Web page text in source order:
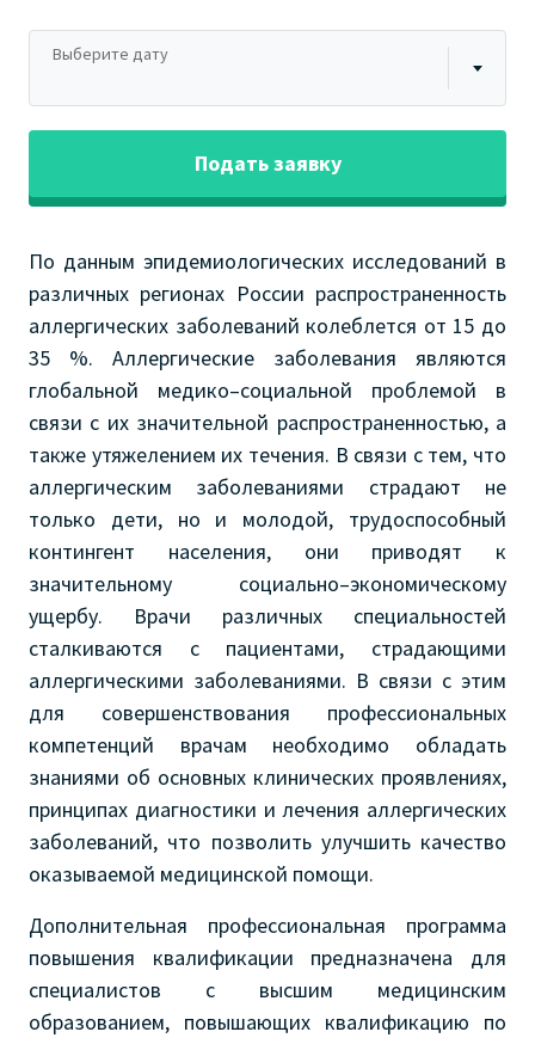
Выберите дату
Подать заявку
По данным эпидемиологических исследований в
различных регионах России распространенность
аллергических заболеваний колеблется от 15 до
35 %. Аллергические заболевания являются
глобальной медико–социальной проблемой в
связи с их значительной распространенностью, а
также утяжелением их течения. В связи с тем, что
аллергическим заболеваниями страдают не
только дети, но и молодой, трудоспособный
контингент населения, они приводят к
значительному социально–экономическому
ущербу. Врачи различных специальностей
сталкиваются с пациентами, страдающими
аллергическими заболеваниями. В связи с этим
для совершенствования профессиональных
компетенций врачам необходимо обладать
знаниями об основных клинических проявлениях,
принципах диагностики и лечения аллергических
заболеваний, что позволить улучшить качество
оказываемой медицинской помощи.
Дополнительная профессиональная программа
повышения квалификации предназначена для
специалистов с высшим медицинским
образованием, повышающих квалификацию по